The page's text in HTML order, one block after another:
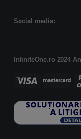
Social media:
InfiniteOne.ro 2024